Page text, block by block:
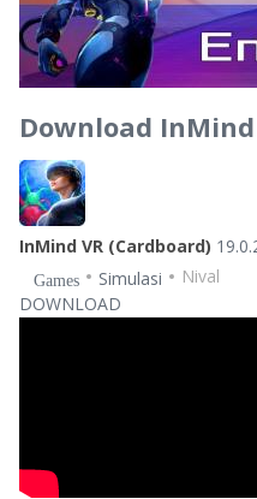
Download
InMind VR (Cardboard)
Games Simulasi
Nival
DOWNLOAD